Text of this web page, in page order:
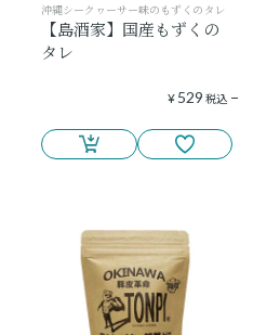
沖縄シークヮーサー味のもずくのタレ
【島酒家】国産もずくの
タレ
¥ 529 税込